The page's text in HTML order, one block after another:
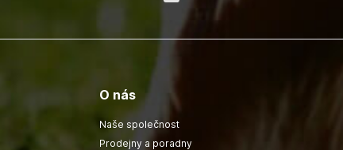
O nás
Naše společnost
Prodejny a poradny